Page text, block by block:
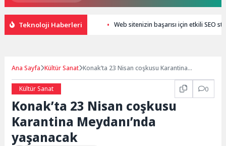
Teknoloji Haberleri Web sitenizin başarısı için etkili SEO
Ana Sayfa Kültür Sanat Konak’ta 23 Nisan coşkusu Karantina
Kültür Sanat
0
Konak’ta 23 Nisan coşkusu
Karantina Meydanı’nda
yaşanacak